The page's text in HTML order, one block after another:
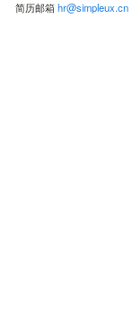
简历邮箱hr@simpleux.cn